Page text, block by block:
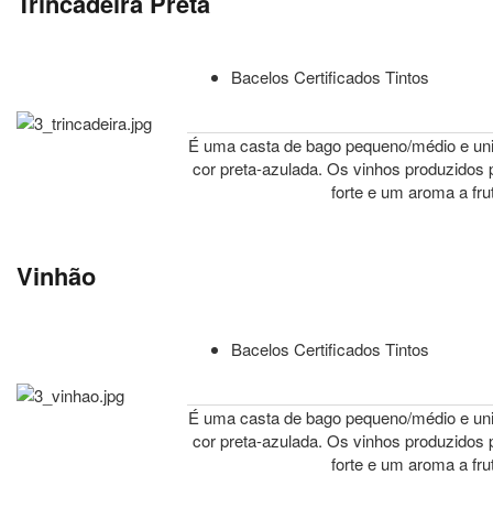
Bacelos Certificados Tintos
É uma casta de bago pequeno/médio e
cor preta-azulada. Os vinhos
forte e um aroma a
Vinhão
Bacelos Certificados Tintos
É uma casta de bago pequeno/médio e
cor preta-azulada. Os vinhos
forte e um aroma a